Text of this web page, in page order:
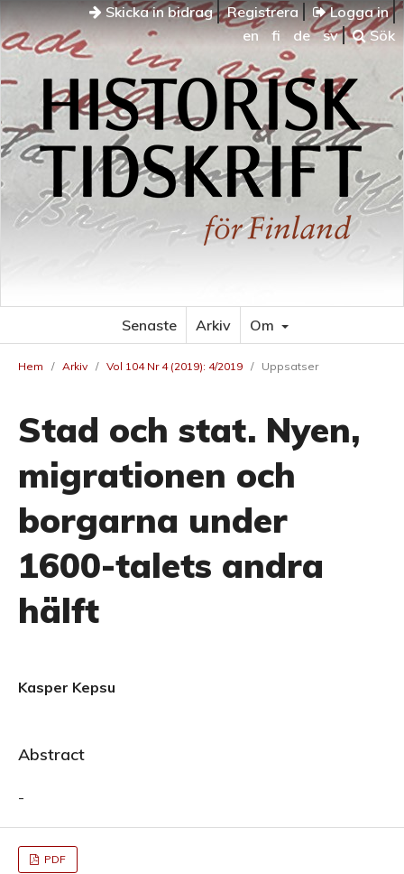
Skicka in bidrag Registrera
Logga in
en
fi de sv Sök
Senaste Arkiv Om
Hem / Arkiv / Vol 104 Nr 4 (2019): 4/2019 / Uppsatser
Stad och stat. Nyen,
migrationen och
borgarna under
1600-talets andra
hälft
Kasper Kepsu
Abstract
-
PDF